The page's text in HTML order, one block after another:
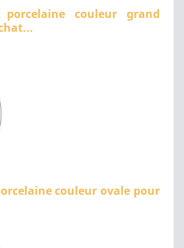
couleur grand
couleur ovale pour